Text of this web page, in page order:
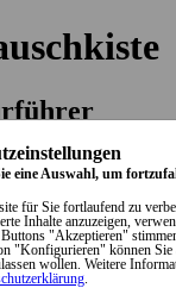
der Stadt und
eine Auswahl, um
für Sie fortlaufend zu
Inhalte anzuzeigen,
"Akzeptieren"
"Konfigurieren" können Sie
wollen. Weitere
.